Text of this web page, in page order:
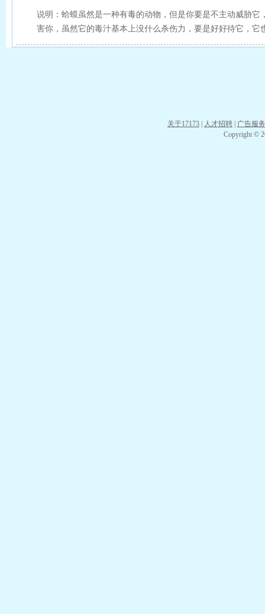
说明：蛤蟆虽然是一种有毒的动物，但是你要是不主动威胁它
害你，虽然它的毒汁基本上没什么杀伤力，要是好好待它，它
关于17173 人才招聘
广告服务
Copyright ©